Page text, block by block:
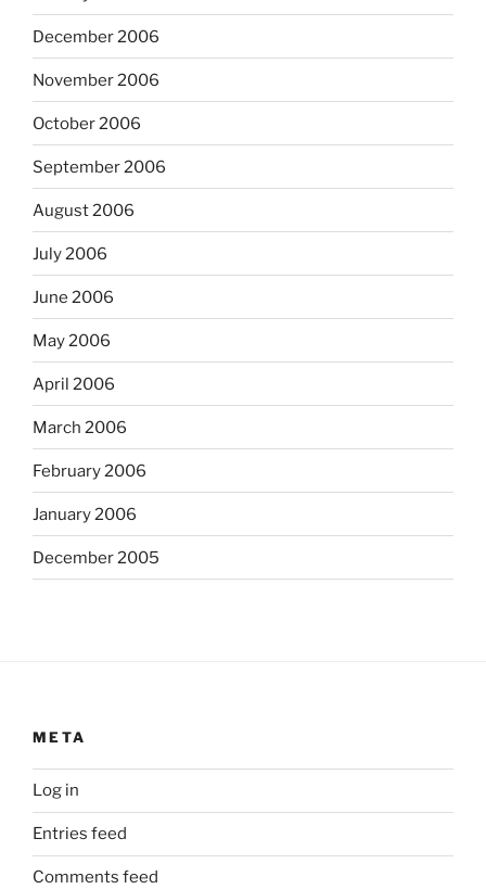
December 2006
November 2006
October 2006
September 2006
August 2006
July 2006
June 2006
May 2006
April 2006
March 2006
February 2006
January 2006
December 2005
META
Log in
Entries feed
Comments feed